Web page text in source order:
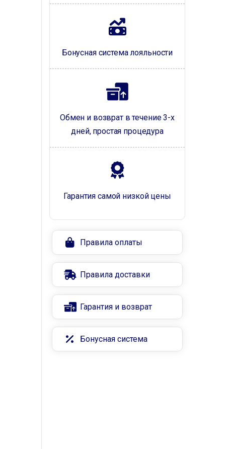
Бонусная система лояльности
Обмен и возврат в течение 3-х
дней, простая процедура
Гарантия самой низкой цены
Правила оплаты
Правила доставки
Гарантия и возврат
Бонусная система